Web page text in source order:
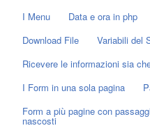
I Menu
Data e ora in php
Download File
Variabili del
Ricevere le informazioni sia
I Form in una sola pagina
Form a più pagine con
nascosti